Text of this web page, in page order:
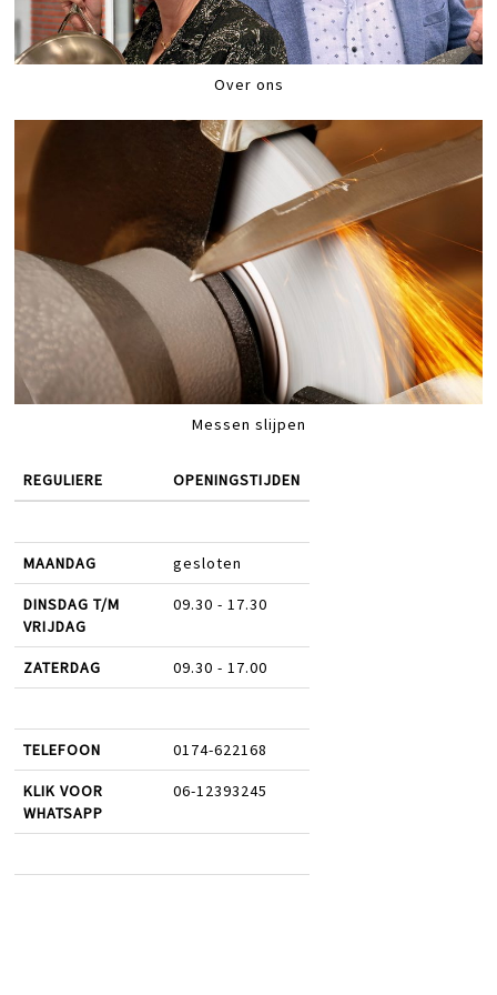
Over ons
Messen slijpen
REGULIERE OPENINGSTIJDEN
MAANDAG gesloten
DINSDAG T/M
VRIJDAG
09.30 - 17.30
ZATERDAG 09.30 - 17.00
TELEFOON 0174-622168
KLIK VOOR
WHATSAPP
06-12393245